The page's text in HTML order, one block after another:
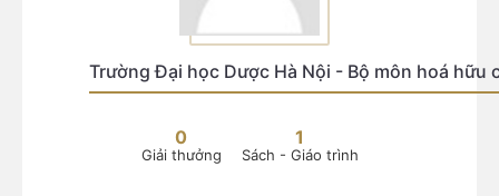
Trường Đại học Dược Hà Nội - Bộ môn hoá hữu
0
Giải thưởng
1
Sách - Giáo trình